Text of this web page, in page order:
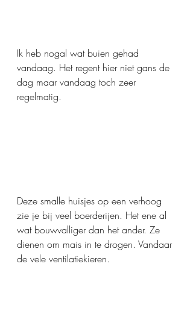
Ik heb nogal wat buien gehad
vandaag. Het regent hier niet gans de
dag maar vandaag toch zeer
regelmatig.
Deze smalle huisjes op een verhoog
zie je bij veel boerderijen. Het ene al
wat bouwvalliger dan het ander. Ze
dienen om mais in te drogen. Vandaar
de vele ventilatiekieren.